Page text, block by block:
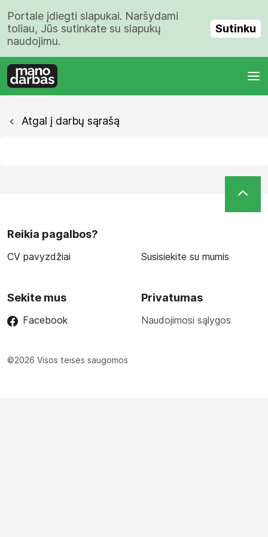
Portale įdiegti slapukai. Naršydami
toliau, Jūs sutinkate su slapukų
naudojimu.
Sutinku
Atgal į darbų sąrašą
Reikia pagalbos?
CV pavyzdžiai Susisiekite su mumis
Sekite mus
Facebook
Privatumas
Naudojimosi sąlygos
©2026 Visos teisės saugomos